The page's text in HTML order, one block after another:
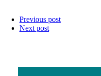
Previous post
Next post